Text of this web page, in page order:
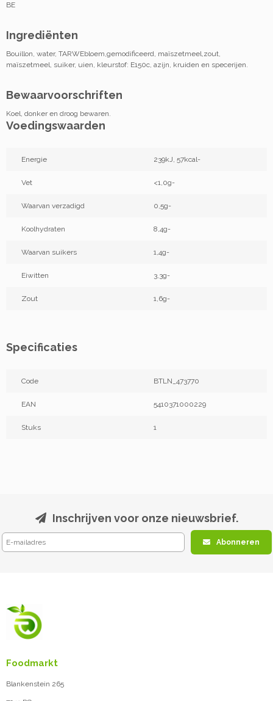
BE
Ingrediënten
Bouillon, water, TARWEbloem,gemodificeerd, maïszetmeel,zout,
maïszetmeel, suiker, uien, kleurstof: E150c, azijn, kruiden en specerijen.
Bewaarvoorschriften
Koel, donker en droog bewaren.
Voedingswaarden
Energie 239kJ, 57kcal-
Vet <1,0g-
Waarvan verzadigd 0,5g-
Koolhydraten 8,4g-
Waarvan suikers 1,4g-
Eiwitten 3,3g-
Zout 1,6g-
Specificaties
Code BTLN_473770
EAN 5410371000229
Stuks 1
Inschrijven voor onze nieuwsbrief.
Abonneren
Foodmarkt
Blankenstein 265